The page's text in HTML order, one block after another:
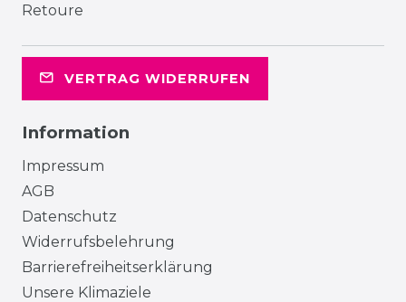
Retoure
VERTRAG WIDERRUFEN
Information
Impressum
AGB
Datenschutz
Widerrufsbelehrung
Barrierefreiheitserklärung
Unsere Klimaziele